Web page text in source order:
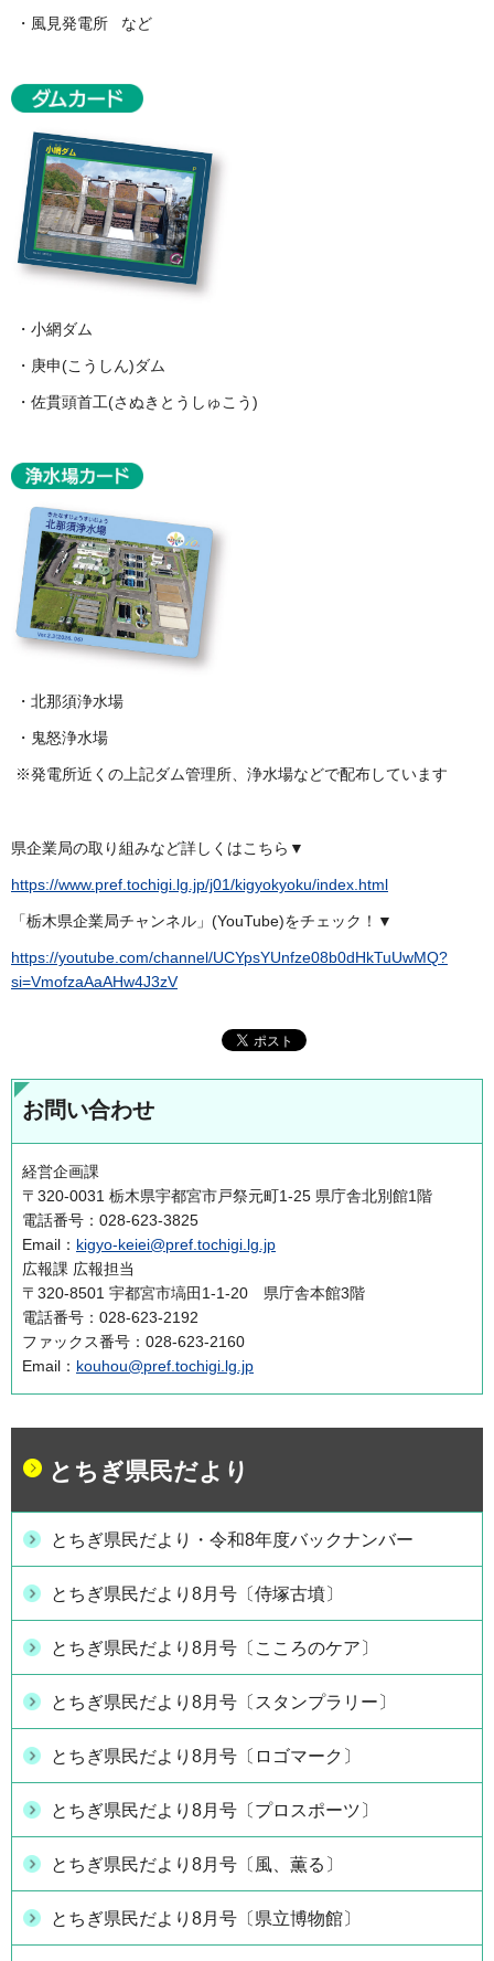
・風見発電所 など
・小網ダム
・庚申(こうしん)ダム
・佐貫頭首工(さぬきとうしゅこう)
・北那須浄水場
・鬼怒浄水場
※発電所近くの上記ダム管理所、浄水場などで配布しています
県企業局の取り組みなど詳しくはこちら▼
https://www.pref.tochigi.lg.jp/j01/kigyokyoku/index.html
「栃木県企業局チャンネル」(YouTube)をチェック！▼
https://youtube.com/channel/UCYpsYUnfze08b0dHkTuUwMQ?
si=VmofzaAaAHw4J3zV
お問い合わせ
経営企画課
〒320-0031 栃木県宇都宮市戸祭元町1-25 県庁舎北別館1階
電話番号：028-623-3825
Email： kigyo-keiei@pref.tochigi.lg.jp
広報課 広報担当
〒320-8501 宇都宮市塙田1-1-20 県庁舎本館3階
電話番号：028-623-2192
ファックス番号：028-623-2160
Email： kouhou@pref.tochigi.lg.jp
とちぎ県民だより
とちぎ県民だより・令和8年度バックナンバー
とちぎ県民だより8月号〔侍塚古墳〕
とちぎ県民だより8月号〔こころのケア〕
とちぎ県民だより8月号〔スタンプラリー〕
とちぎ県民だより8月号〔ロゴマーク〕
とちぎ県民だより8月号〔プロスポーツ〕
とちぎ県民だより8月号〔風、薫る〕
とちぎ県民だより8月号〔県立博物館〕